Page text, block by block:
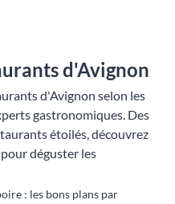
d'Avignon
d'Avignon selon les
gastronomiques. Des
étoilés, découvrez
déguster les
: les bons plans par